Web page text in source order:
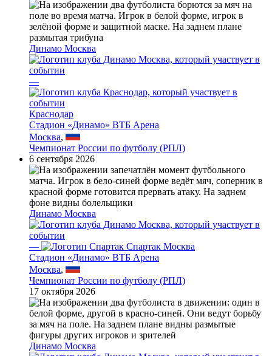
Динамо Москва
—
Краснодар
Стадион «Динамо» ВТБ Арена
Москва,
Чемпионат России по футболу (РПЛ)
6 сентября 2026
Динамо Москва
—
Спартак Москва
Стадион «Динамо» ВТБ Арена
Москва,
Чемпионат России по футболу (РПЛ)
17 октября 2026
Динамо Москва